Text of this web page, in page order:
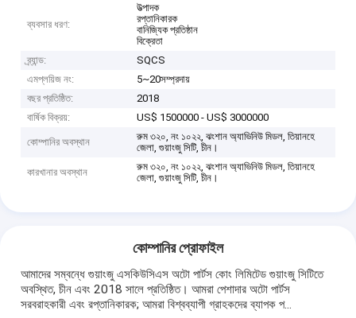
ব্যবসার ধরণ:
উত্পাদক
রপ্তানিকারক
বানিজ্যিক প্রতিষ্ঠান
বিক্রেতা
ব্র্যান্ড:
SQCS
এমপ্লয়িজ নং:
5~20সম্প্রদায়
বছর প্রতিষ্ঠিত:
2018
বার্ষিক বিক্রয়:
US$ 1500000 - US$ 3000000
কোম্পানির অবস্থান
রুম ৩২০, নং ১০২২, ঝংশান অ্যাভিনিউ মিডল, তিয়ানহে
জেলা, গুয়াংজু সিটি, চীন।
কারখানার অবস্থান
রুম ৩২০, নং ১০২২, ঝংশান অ্যাভিনিউ মিডল, তিয়ানহে
জেলা, গুয়াংজু সিটি, চীন।
কোম্পানির প্রোফাইল
আমাদের সম্বন্ধে গুয়াংজু এসকিউসিএস অটো পার্টস কোং লিমিটেড গুয়াংজু সিটিতে
অবস্থিত, চীন এবং 2018 সালে প্রতিষ্ঠিত। আমরা পেশাদার অটো পার্টস
সরবরাহকারী এবং রপ্তানিকারক; আমরা বিশ্বব্যাপী গ্রাহকদের ব্যাপক প...